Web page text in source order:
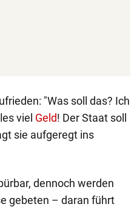
"Was soll das? Ich
viel Geld! Der Staat soll
sie aufgeregt ins
dennoch werden
gebeten – daran führt